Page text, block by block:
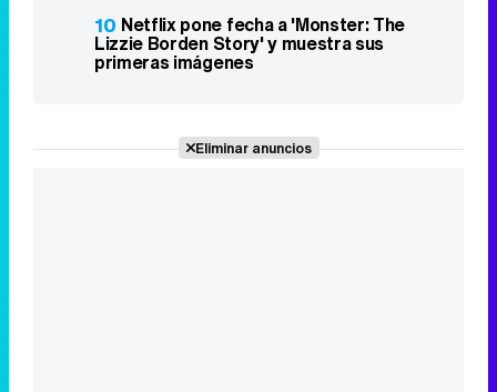
10 Netflix pone fecha a 'Monster: The
Lizzie Borden Story' y muestra sus
primeras imágenes
Eliminar anuncios